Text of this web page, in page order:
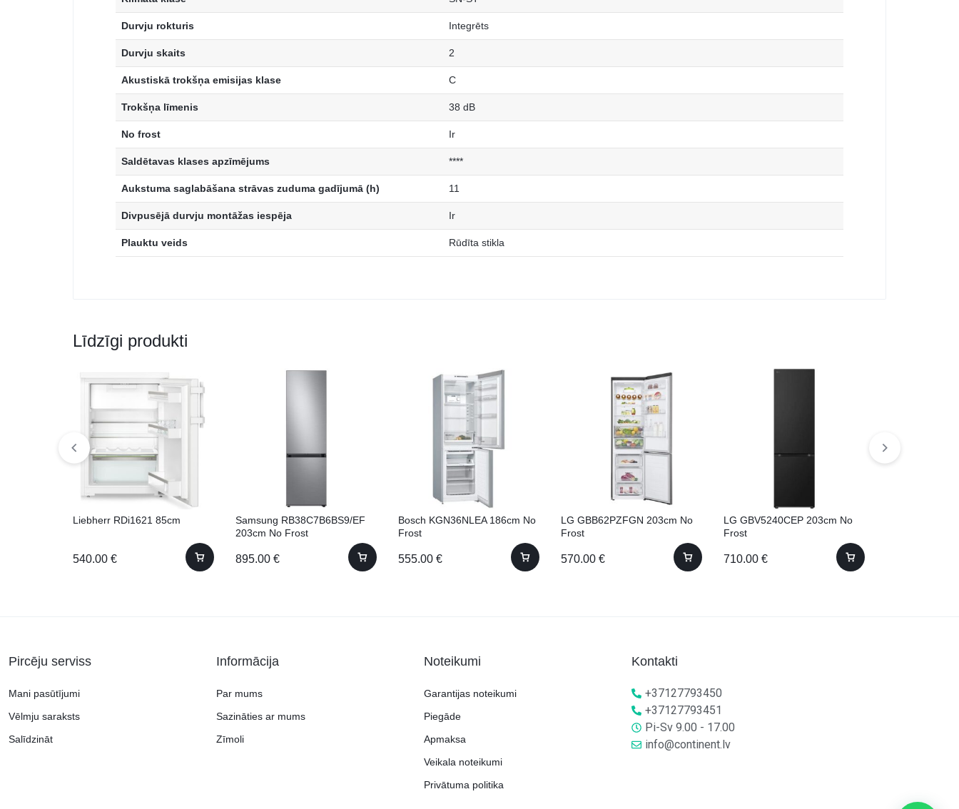
Durvju rokturis Integrēts
Durvju skaits 2
Akustiskā trokšņa emisijas klase C
Trokšņa līmenis 38 dB
No frost Ir
Saldētavas klases apzīmējums ****
Aukstuma saglabāšana strāvas zuduma gadījumā (h) 11
Divpusējā durvju montāžas iespēja Ir
Plauktu veids Rūdīta stikla
Līdzīgi produkti
Liebherr RDi1621 85cm
540.00 €
Samsung RB38C7B6BS9/EF
203cm No Frost
895.00 €
Bosch KGN36NLEA 186cm No
Frost
555.00 €
LG GBB62PZFGN 203cm No
Frost
570.00 €
LG GBV5240CEP 203cm No
Frost
710.00 €
Pircēju serviss
Mani pasūtījumi
Vēlmju saraksts
Salīdzināt
Informācija
Par mums
Sazināties ar mums
Zīmoli
Noteikumi
Garantijas noteikumi
Piegāde
Apmaksa
Veikala noteikumi
Privātuma politika
Kontakti
+37127793450
+37127793451
Pi-Sv 9.00 - 17.00
info@continent.lv